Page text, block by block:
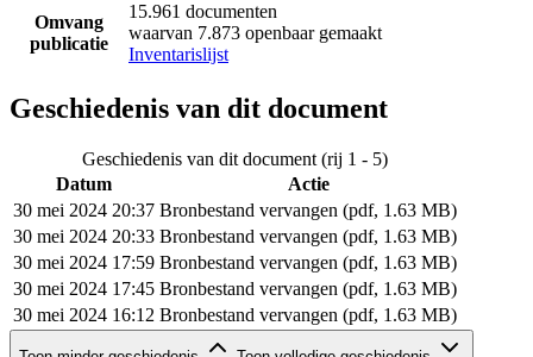
Omvang
publicatie
15.961 documenten
waarvan 7.873 openbaar gemaakt
Inventarislijst
Geschiedenis van dit document
Geschiedenis van dit document (rij 1 - 5)
Datum
Actie
30 mei 2024 20:37 Bronbestand vervangen (pdf, 1.63 MB)
30 mei 2024 20:33 Bronbestand vervangen (pdf, 1.63 MB)
30 mei 2024 17:59 Bronbestand vervangen (pdf, 1.63 MB)
30 mei 2024 17:45 Bronbestand vervangen (pdf, 1.63 MB)
30 mei 2024 16:12 Bronbestand vervangen (pdf, 1.63 MB)
Geschiedenis van dit document (rij 6 - 6)